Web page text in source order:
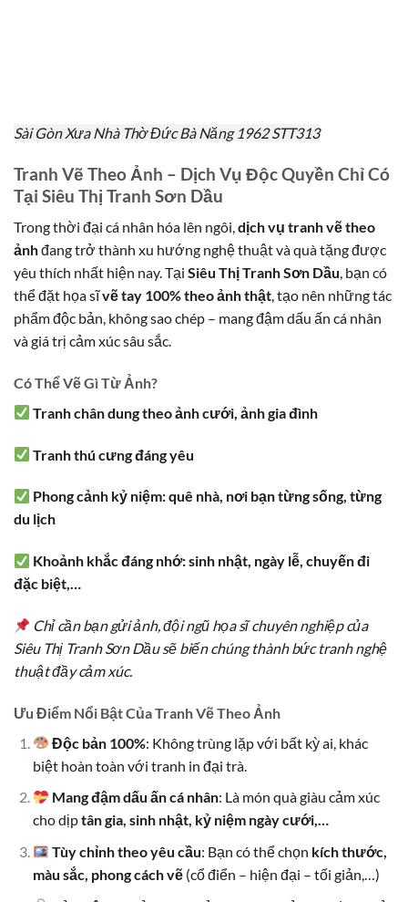
Sài Gòn Xưa Nhà Thờ Đức Bà Năng 1962 STT313
Tranh Vẽ Theo Ảnh – Dịch Vụ Độc Quyền Chỉ Có
Tại Siêu Thị Tranh Sơn Dầu
Trong thời đại cá nhân hóa lên ngôi,dịch vụ tranh vẽ theo
ảnhđang trở thành xu hướng nghệ thuật và quà tặng được
yêu thích nhất hiện nay. Tại Siêu Thị Tranh Sơn Dầu, bạn có
thể đặt họa sĩvẽ tay 100% theo ảnh thật, tạo nên những tác
phẩm độc bản, không sao chép – mang đậm dấu ấn cá nhân
và giá trị cảm xúc sâu sắc.
Có Thể Vẽ Gì Từ Ảnh?
Tranh chân dung theo ảnh cưới, ảnh gia đình
Tranh thú cưng đáng yêu
Phong cảnh kỷ niệm: quê nhà, nơi bạn từng sống, từng
du lịch
Khoảnh khắc đáng nhớ: sinh nhật, ngày lễ, chuyến đi
đặc biệt,…
Chỉ cần bạn gửi ảnh, đội ngũ họa sĩ chuyên nghiệp của
Siêu Thị Tranh Sơn Dầu sẽ biến chúng thành bức tranh nghệ
thuật đầy cảm xúc.
Ưu Điểm Nổi Bật Của Tranh Vẽ Theo Ảnh
Độc bản 100%: Không trùng lặp với bất kỳ ai, khác
biệt hoàn toàn với tranh in đại trà.
Mang đậm dấu ấn cá nhân: Là món quà giàu cảm xúc
cho dịptân gia, sinh nhật, kỷ niệm ngày cưới,…
Tùy chỉnh theo yêu cầu: Bạn có thể chọn kích thước,
màu sắc, phong cách vẽ(cổ điển – hiện đại – tối giản,…)